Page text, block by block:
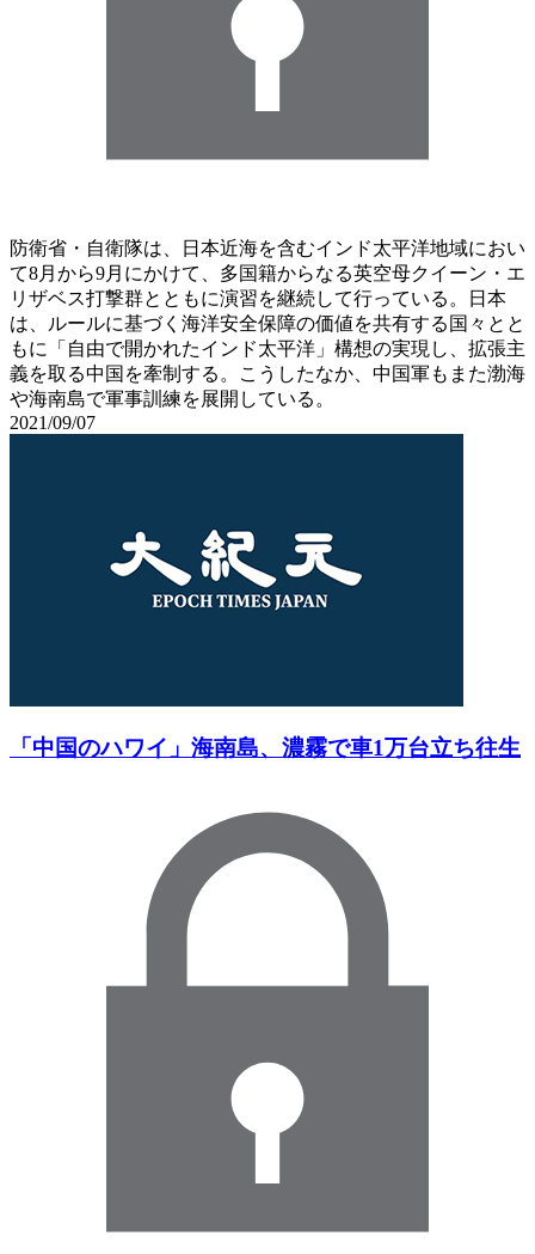
防衛省・自衛隊は、日本近海を含むインド太平洋地域におい
て8月から9月にかけて、多国籍からなる英空母クイーン・エ
リザベス打撃群とともに演習を継続して行っている。日本
は、ルールに基づく海洋安全保障の価値を共有する国々とと
もに「自由で開かれたインド太平洋」構想の実現し、拡張主
義を取る中国を牽制する。こうしたなか、中国軍もまた渤海
や海南島で軍事訓練を展開している。
2021/09/07
「中国のハワイ」海南島、濃霧で車1万台立ち往生